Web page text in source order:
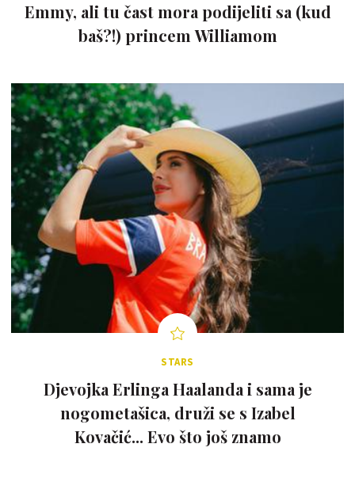
Emmy, ali tu čast mora podijeliti sa (kud
baš?!) princem Williamom
STARS
Djevojka Erlinga Haalanda i sama je
nogometašica, druži se s Izabel
Kovačić... Evo što još znamo